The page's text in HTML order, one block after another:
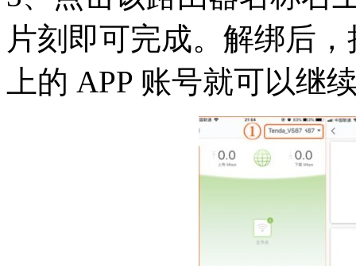
片刻即可完成。解绑后
上的 APP 账号就可以继